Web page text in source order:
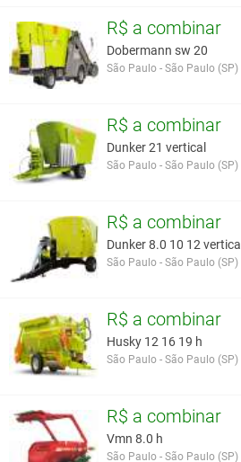
R$ a combinar
Dobermann sw 20
São Paulo - São Paulo (SP)
R$ a combinar
Dunker 21 vertical
São Paulo - São Paulo (SP)
R$ a combinar
Dunker 8.0 10 12 vertical
São Paulo - São Paulo (SP)
R$ a combinar
Husky 12 16 19 h
São Paulo - São Paulo (SP)
R$ a combinar
Vmn 8.0 h
São Paulo - São Paulo (SP)